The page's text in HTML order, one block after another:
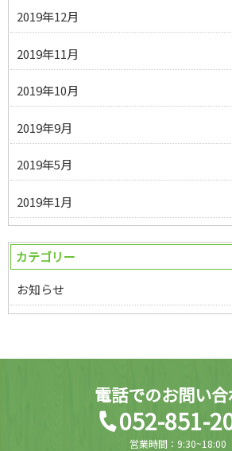
2019年12月
2019年11月
2019年10月
2019年9月
2019年5月
2019年1月
カテゴリー
お知らせ
電話でのお問い
052-851-
営業時間：9:30~18:00